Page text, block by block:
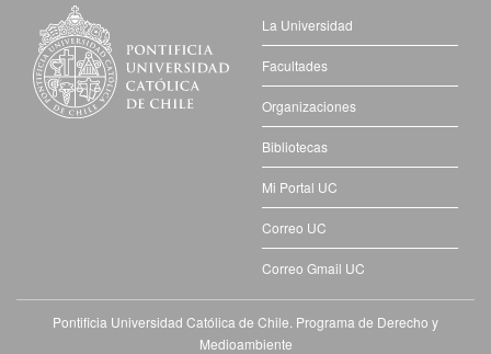
La Universidad
Facultades
Organizaciones
Bibliotecas
Mi Portal UC
Correo UC
Correo Gmail UC
Pontificia Universidad Católica de Chile. Programa de Derecho y
Medioambiente